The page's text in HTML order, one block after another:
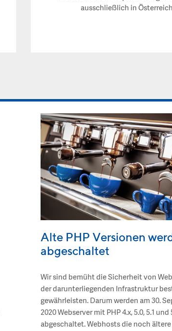
ausschließlich in
Alte PHP Versionen
abgeschaltet
Wir sind bemüht die Sicherheit von
der darunterliegenden Infrastruktur
gewährleisten. Darum werden am 30.
2020 Webserver mit PHP 4.x, 5.0, 5.1 und
abgeschaltet. Webhosts die noch ältere